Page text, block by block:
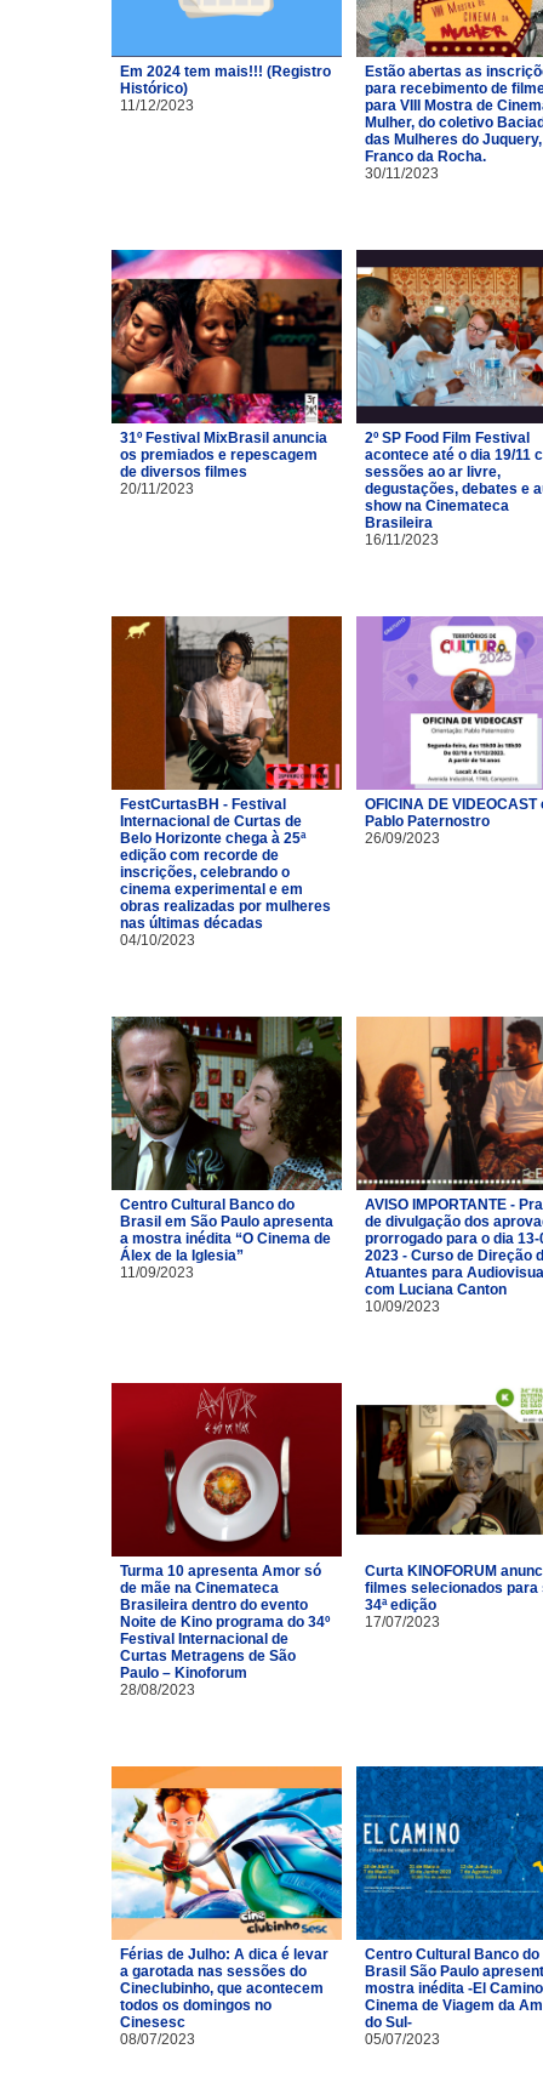
Em 2024 tem mais!!! (Registro
Histórico)
11/12/2023
Estão abertas as
para recebimento de
para VIII Mostra de
Mulher, do coletivo
das Mulheres do
Franco da Rocha.
30/11/2023
31º Festival MixBrasil anuncia
os premiados e repescagem
de diversos filmes
20/11/2023
2º SP Food Film Festival
acontece até o dia 19/11
sessões ao ar livre,
degustações, debates e
show na Cinemateca
Brasileira
16/11/2023
FestCurtasBH - Festival
Internacional de Curtas de
Belo Horizonte chega à 25ª
edição com recorde de
inscrições, celebrando o
cinema experimental e em
obras realizadas por mulheres
nas últimas décadas
04/10/2023
OFICINA DE VIDEOCAST
Pablo Paternostro
26/09/2023
Centro Cultural Banco do
Brasil em São Paulo apresenta
a mostra inédita “O Cinema de
Álex de la Iglesia”
11/09/2023
AVISO IMPORTANTE -
de divulgação dos
prorrogado para o dia 13-
2023 - Curso de Direção
Atuantes para
com Luciana Canton
10/09/2023
Turma 10 apresenta Amor só
de mãe na Cinemateca
Brasileira dentro do evento
Noite de Kino programa do 34º
Festival Internacional de
Curtas Metragens de São
Paulo – Kinoforum
28/08/2023
Curta KINOFORUM
filmes selecionados para
34ª edição
17/07/2023
Férias de Julho: A dica é levar
a garotada nas sessões do
Cineclubinho, que acontecem
todos os domingos no
Cinesesc
08/07/2023
Centro Cultural Banco do
Brasil São Paulo
mostra inédita -El
Cinema de Viagem da
do Sul-
05/07/2023